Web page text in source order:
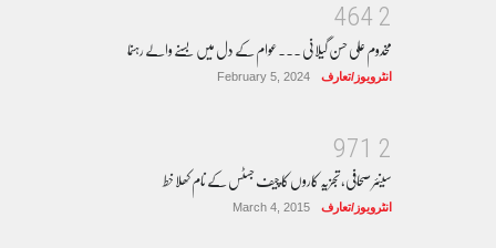
2
4
6
4
مخدوم علی حسن گیلانی ۔۔۔عوام کے دل میں بسنے والے رہنما
انٹرویوز/تعارف February 5, 2024
2
1
7
9
سینئر صحافی، تجزیہ کاروں کا چیف جسٹس کے نام کھلا خط
انٹرویوز/تعارف March 4, 2015